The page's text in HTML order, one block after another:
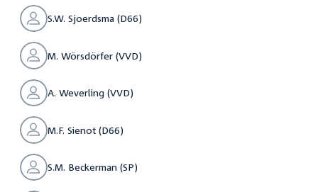
S.W. Sjoerdsma (D66)
M. Wörsdörfer (VVD)
A. Weverling (VVD)
M.F. Sienot (D66)
S.M. Beckerman (SP)